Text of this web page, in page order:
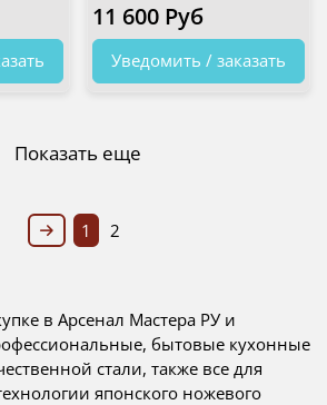
11 600 Руб
Уведомить / заказать
Показать еще
1 2
в Арсенал Мастера РУ и
бытовые кухонные
стали, также все для
японского ножевого